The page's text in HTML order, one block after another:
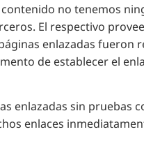
no tenemos
El respectivo
enlazadas fueron
de establecer el
enlazadas sin pruebas
enlaces